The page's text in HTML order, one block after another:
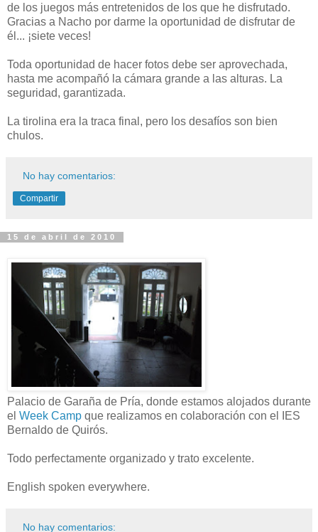
de los juegos más entretenidos de los que he disfrutado.
Gracias a Nacho por darme la oportunidad de disfrutar de
él... ¡siete veces!
Toda oportunidad de hacer fotos debe ser aprovechada,
hasta me acompañó la cámara grande a las alturas. La
seguridad, garantizada.
La tirolina era la traca final, pero los desafíos son bien
chulos.
No hay comentarios:
Compartir
15 de abril de 2010
Palacio de Garaña de Pría, donde estamos alojados durante
el Week Camp que realizamos en colaboración con el IES
Bernaldo de Quirós.
Todo perfectamente organizado y trato excelente.
English spoken everywhere.
No hay comentarios: